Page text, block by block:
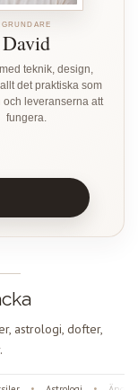
GRUNDARE
David
teknik, design,
det praktiska som
och leveranserna att
fungera.
astrologi, dofter,